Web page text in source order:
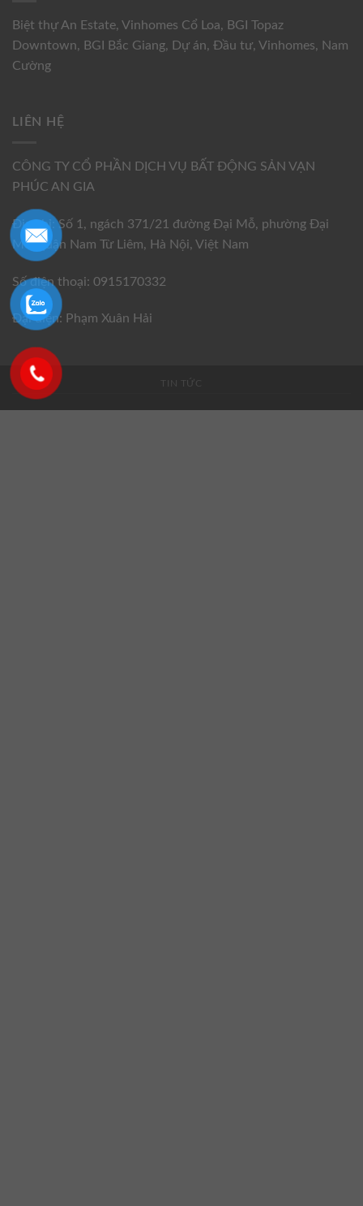
Biệt thự An Estate, Vinhomes Cổ Loa, BGI Topaz
Downtown, BGI Bắc Giang, Dự án, Đầu tư, Vinhomes, Nam
Cường
LIÊN HỆ
CÔNG TY CỔ PHẦN DỊCH VỤ BẤT ĐỘNG SẢN VẠN
PHÚC AN GIA
Địa chỉ: Số 1, ngách 371/21 đường Đại Mỗ, phường Đại
Mỗ, quận Nam Từ Liêm, Hà Nội, Việt Nam
Số điện thoại: 0915170332
Đại diện: Phạm Xuân Hải
TIN TỨC